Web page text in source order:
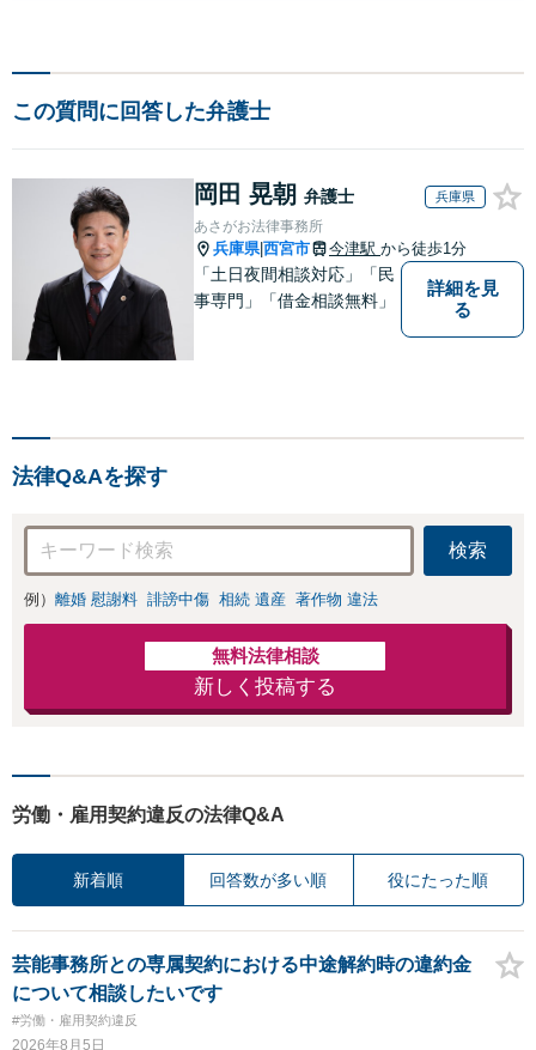
この質問に回答した弁護士
岡田 晃朝 弁護士 兵庫県
あさがお法律事務所
兵庫県|西宮市 今津駅 から徒歩1分
「土日夜間相談対応」「民
事専門」「借金相談無料」
詳細を見
る
法律Q&Aを探す
検索
例） 離婚 慰謝料 誹謗中傷 相続 遺産 著作物 違法
無料法律相談
新しく投稿する
労働・雇用契約違反の法律Q&A
新着順 回答数が多い順 役にたった順
芸能事務所との専属契約における中途解約時の違約金
について相談したいです
#労働・雇用契約違反
2026年8月5日